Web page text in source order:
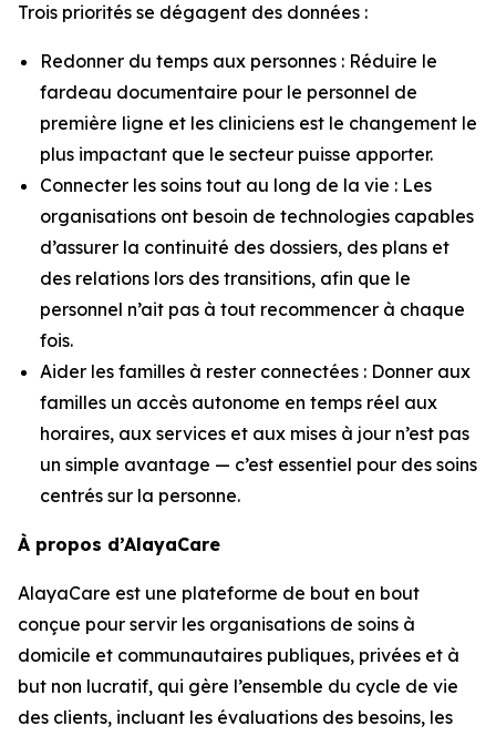
Trois priorités se dégagent des données :
Redonner du temps aux personnes : Réduire le
fardeau documentaire pour le personnel de
première ligne et les cliniciens est le changement le
plus impactant que le secteur puisse apporter.
Connecter les soins tout au long de la vie : Les
organisations ont besoin de technologies capables
d’assurer la continuité des dossiers, des plans et
des relations lors des transitions, afin que le
personnel n’ait pas à tout recommencer à chaque
fois.
Aider les familles à rester connectées : Donner aux
familles un accès autonome en temps réel aux
horaires, aux services et aux mises à jour n’est pas
un simple avantage — c’est essentiel pour des soins
centrés sur la personne.
À propos d’AlayaCare
AlayaCare est une plateforme de bout en bout
conçue pour servir les organisations de soins à
domicile et communautaires publiques, privées et à
but non lucratif, qui gère l’ensemble du cycle de vie
des clients, incluant les évaluations des besoins, les